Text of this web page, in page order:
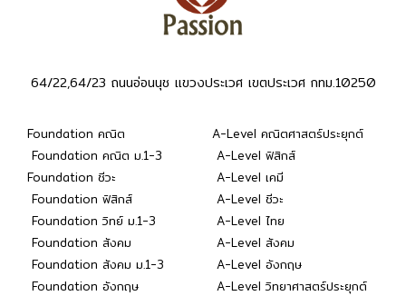
64/22,64/23 ถนนอ่อนนุช แขวงประเวศ เขตประเวศ กทม.10250
Foundation คณิต
Foundation คณิต ม.1-3
Foundation ชีวะ
Foundation ฟิสิกส์
Foundation วิทย์ ม.1-3
Foundation สังคม
Foundation สังคม ม.1-3
Foundation อังกฤษ
A-Level คณิตศาสตร์ประยุกต์
A-Level ฟิสิกส์
A-Level เคมี
A-Level ชีวะ
A-Level ไทย
A-Level สังคม
A-Level อังกฤษ
A-Level วิทยาศาสตร์ประยุกต์